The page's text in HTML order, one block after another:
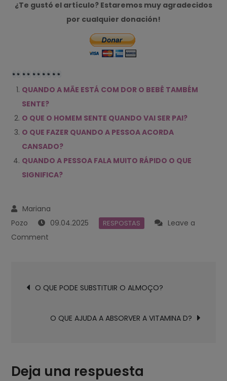
¿Te gustó el artículo? Estaremos muy agradecidos
por cualquier donación!
QUANDO A MÃE ESTÁ COM DOR O BEBÊ TAMBÉM
SENTE?
O QUE O HOMEM SENTE QUANDO VAI SER PAI?
O QUE FAZER QUANDO A PESSOA ACORDA
CANSADO?
QUANDO A PESSOA FALA MUITO RÁPIDO O QUE
SIGNIFICA?
09.04.2025 RESPOSTAS
Leave a
Comment
PESSOA
QUANDO
deO QUE PODE SUBSTITUIR O ALMOÇO?
O QUE AJUDA A ABSORVER A VITAMINA D?
Deja una respuesta